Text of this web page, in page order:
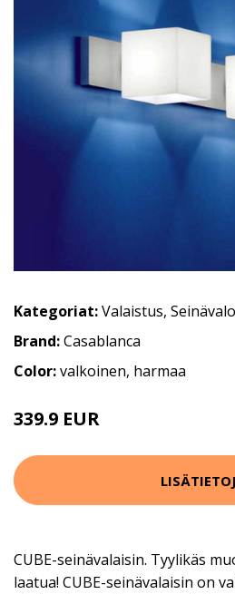
Kategoriat:Valaistus,
Brand:Casablanca
Color:valkoinen, harmaa
339.9 EUR
CUBE-seinävalaisin. Tyylikäs
laatua! CUBE-seinävalaisin on